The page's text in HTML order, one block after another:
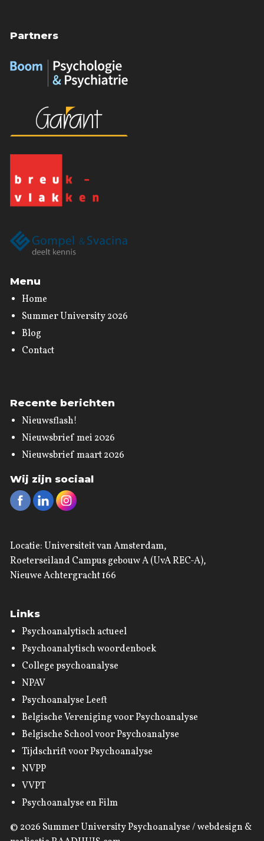
Partners
Menu
Home
Summer University 2026
Blog
Contact
Recente berichten
Nieuwsflash!
Nieuwsbrief mei 2026
Nieuwsbrief maart 2026
Wij zijn sociaal
Locatie: Universiteit van Amsterdam,
Roeterseiland Campus gebouw A (UvA REC-A),
Nieuwe Achtergracht 166
Links
Psychoanalytisch actueel
Psychoanalytisch woordenboek
College psychoanalyse
NPAV
Psychoanalyse Leeft
Belgische Vereniging voor Psychoanalyse
Belgische School voor Psychoanalyse
Tijdschrift voor Psychoanalyse
NVPP
VVPT
Psychoanalyse en Film
© 2026 Summer University Psychoanalyse/ webdesign &